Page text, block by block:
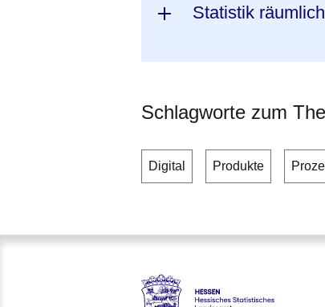
Statistik
Schlagworte zum
Digital Produkte